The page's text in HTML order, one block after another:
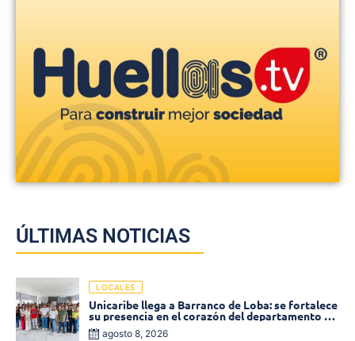
ÚLTIMAS NOTICIAS
LOCALES
Unicaribe llega a Barranco de Loba: se fortalece
su presencia en el corazón del departamento de
Bolívar
agosto 8, 2026